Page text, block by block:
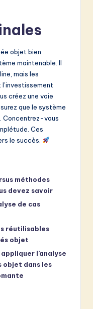
objet bien
maintenable. Il
mais les
créez une voie
que le système
Concentrez-vous
Ces
le succès.
méthodes
devez savoir
de cas
réutilisables
objet
l’analyse
objet dans les